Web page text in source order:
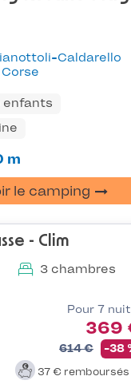
Caldarello
Corse
enfants
m
le camping
- Clim
3 chambres
Pour 7
369
614 € -38
37 € remboursés